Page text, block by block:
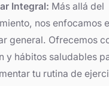
Integral: Más allá del
nos enfocamos
general. Ofrecemos
y hábitos saludables
tu rutina de